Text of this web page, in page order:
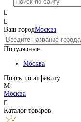


Ваш городМосква
Популярные:
Москва
Поиск по алфавиту:
М
Москва

Каталог товаров